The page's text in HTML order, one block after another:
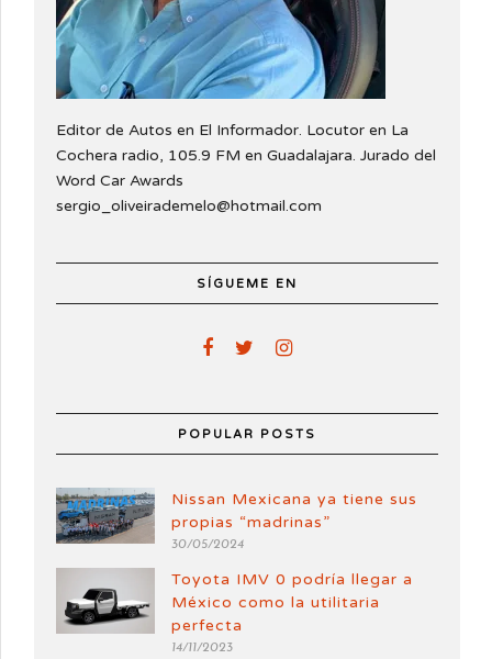
Editor de Autos en El Informador. Locutor en La
Cochera radio, 105.9 FM en Guadalajara. Jurado del
Word Car Awards
sergio_oliveirademelo@hotmail.com
SÍGUEME EN
POPULAR POSTS
Nissan Mexicana ya tiene sus
propias “madrinas”
30/05/2024
Toyota IMV 0 podría llegar a
México como la utilitaria
perfecta
14/11/2023